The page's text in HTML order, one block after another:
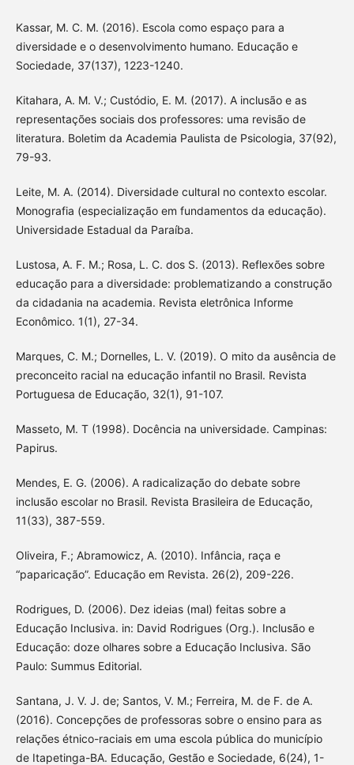
Kassar, M. C. M. (2016). Escola como espaço para a
diversidade e o desenvolvimento humano. Educação e
Sociedade, 37(137), 1223-1240.
Kitahara, A. M. V.; Custódio, E. M. (2017). A inclusão e as
representações sociais dos professores: uma revisão de
literatura. Boletim da Academia Paulista de Psicologia, 37(92),
79-93.
Leite, M. A. (2014). Diversidade cultural no contexto escolar.
Monografia (especialização em fundamentos da educação).
Universidade Estadual da Paraíba.
Lustosa, A. F. M.; Rosa, L. C. dos S. (2013). Reflexões sobre
educação para a diversidade: problematizando a construção
da cidadania na academia. Revista eletrônica Informe
Econômico. 1(1), 27-34.
Marques, C. M.; Dornelles, L. V. (2019). O mito da ausência de
preconceito racial na educação infantil no Brasil. Revista
Portuguesa de Educação, 32(1), 91-107.
Masseto, M. T (1998). Docência na universidade. Campinas:
Papirus.
Mendes, E. G. (2006). A radicalização do debate sobre
inclusão escolar no Brasil. Revista Brasileira de Educação,
11(33), 387-559.
Oliveira, F.; Abramowicz, A. (2010). Infância, raça e
“paparicação”. Educação em Revista. 26(2), 209-226.
Rodrigues, D. (2006). Dez ideias (mal) feitas sobre a
Educação Inclusiva. in: David Rodrigues (Org.). Inclusão e
Educação: doze olhares sobre a Educação Inclusiva. São
Paulo: Summus Editorial.
Santana, J. V. J. de; Santos, V. M.; Ferreira, M. de F. de A.
(2016). Concepções de professoras sobre o ensino para as
relações étnico-raciais em uma escola pública do município
de Itapetinga-BA. Educação, Gestão e Sociedade, 6(24), 1-